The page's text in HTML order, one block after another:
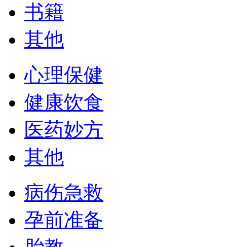
书籍
其他
心理保健
健康饮食
医药妙方
其他
病伤急救
孕前准备